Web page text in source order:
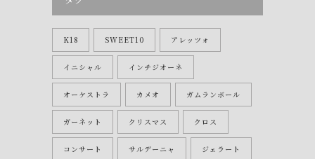
K18 SWEET10 アレッツォ
イニシャル インチジオーネ
オーケストラ カメオ ガムランボール
ガーネット クリスマス クロス
コンサート サルデーニャ ジェラート